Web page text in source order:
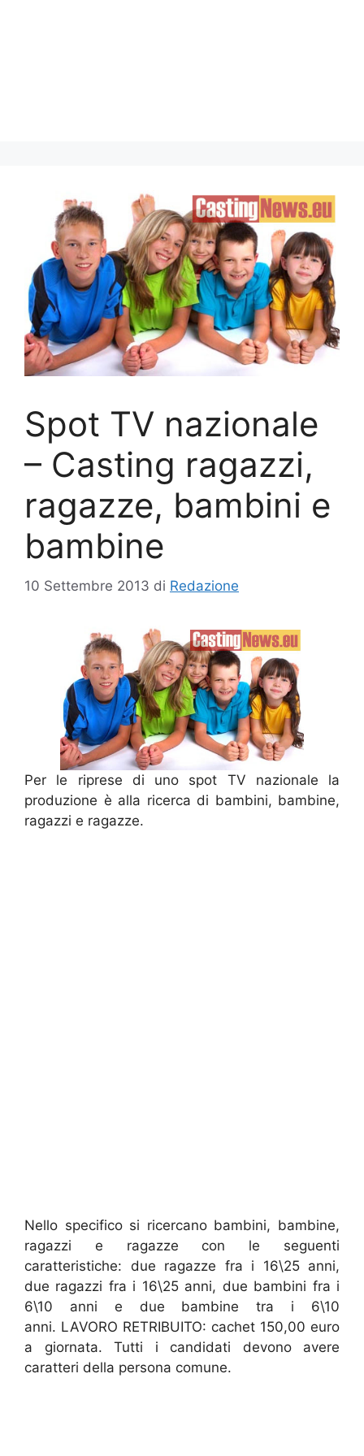
Spot TV nazionale
– Casting ragazzi,
ragazze, bambini e
bambine
10 Settembre 2013 di Redazione
Per le riprese di uno spot TV nazionale la
produzione è alla ricerca di bambini, bambine,
ragazzi e ragazze.
Nello specifico si ricercano bambini, bambine,
ragazzi e ragazze con le seguenti
caratteristiche: due ragazze fra i 16\25 anni,
due ragazzi fra i 16\25 anni, due bambini fra i
6\10 anni e due bambine tra i 6\10
anni. LAVORO RETRIBUITO: cachet 150,00 euro
a giornata. Tutti i candidati devono avere
caratteri della persona comune.